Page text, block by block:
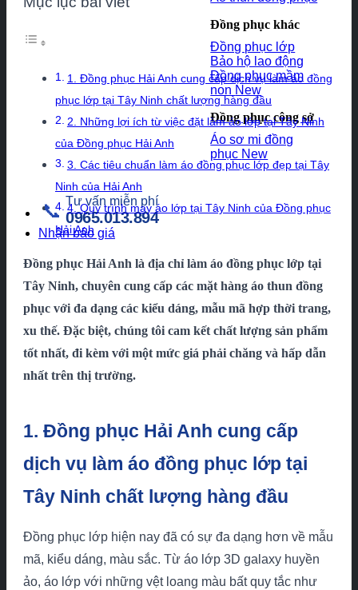
Đồng phục khác
Đồng phục lớp
Bảo hộ lao động
Đồng phục mầm
non
Đồng phục công sở
Áo sơ mi đồng
phục
📞 Tư vấn miễn phí
0965.013.894
Nhận báo giá
1. Đồng phục Hải Anh cung cấp dịch vụ làm áo đồng
phục lớp tại Tây Ninh chất lượng hàng đầu
2. Những lợi ích từ việc đặt làm áo lớp tại Tây Ninh
của Đồng phục Hải Anh
3. Các tiêu chuẩn làm áo đồng phục lớp đẹp tại Tây
Ninh của Hải Anh
4. Quy trình may áo lớp tại Tây Ninh của Đồng phục
Hải Anh
Đồng phục Hải Anh là địa chỉ làm áo đồng phục lớp tại
Tây Ninh, chuyên cung cấp các mặt hàng áo thun đồng
phục với đa dạng các kiểu dáng, mẫu mã hợp thời trang,
xu thế. Đặc biệt, chúng tôi cam kết chất lượng sản phẩm
tốt nhất, đi kèm với một mức giá phải chăng và hấp dẫn
nhất trên thị trường.
1. Đồng phục Hải Anh cung cấp
dịch vụ làm áo đồng phục lớp tại
Tây Ninh chất lượng hàng đầu
Đồng phục lớp hiện nay đã có sự đa dạng hơn về mẫu
mã, kiểu dáng, màu sắc. Từ áo lớp 3D galaxy huyền
ảo, áo lớp với những vệt loang màu bất quy tắc như